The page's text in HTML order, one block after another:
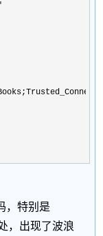
，特别是
，出现了波浪